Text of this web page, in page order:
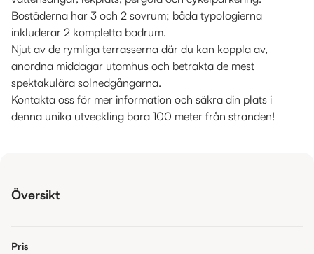
Bostäderna har 3 och 2 sovrum; båda typologierna
inkluderar 2 kompletta badrum.
Njut av de rymliga terrasserna där du kan koppla av,
anordna middagar utomhus och betrakta de mest
spektakulära solnedgångarna.
Kontakta oss för mer information och säkra din plats i
denna unika utveckling bara 100 meter från stranden!
Översikt
Pris